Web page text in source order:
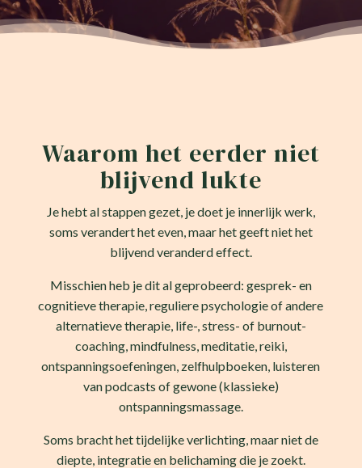
Waarom het eerder niet
blijvend lukte
Je hebt al stappen gezet, je doet je innerlijk werk,
soms verandert het even, maar het geeft niet het
blijvend veranderd effect.
Misschien heb je dit al geprobeerd: gesprek- en
cognitieve therapie, reguliere psychologie of andere
alternatieve therapie, life-, stress- of burnout-
coaching, mindfulness, meditatie, reiki,
ontspanningsoefeningen, zelfhulpboeken, luisteren
van podcasts of gewone (klassieke)
ontspanningsmassage.
Soms bracht het tijdelijke verlichting, maar niet de
diepte, integratie en belichaming die je zoekt.